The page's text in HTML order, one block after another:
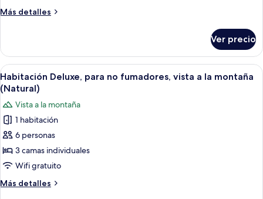
Más detalles
Más
superior
(Natural)
Ver precio
Abrir
todas
las
fotos
de
Habitación
Deluxe,
para
no
fumadores,
Habitación de hotel con dos camas,
12
Habitación Deluxe, para no fumadores, vista a la montaña
(Natural)
Vista a la montaña
1 habitación
6 personas
3 camas individuales
Wifi gratuito
Más detalles
Más